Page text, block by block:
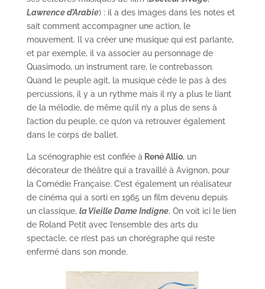
Lawrence d’Arabie) : il a des images dans les notes et
sait comment accompagner une action, le
mouvement. Il va créer une musique qui est parlante,
et par exemple, il va associer au personnage de
Quasimodo, un instrument rare, le contrebasson.
Quand le peuple agit, la musique cède le pas à des
percussions, il y a un rythme mais il n’y a plus le liant
de la mélodie, de même qu’il n’y a plus de sens à
l’action du peuple, ce qu’on va retrouver également
dans le corps de ballet.
La scénographie est confiée àRené Allio, un
décorateur de théâtre qui a travaillé à Avignon, pour
la Comédie Française. C’est également un réalisateur
de cinéma qui a sorti en 1965 un film devenu depuis
un classique, la Vieille Dame Indigne. On voit ici le lien
de Roland Petit avec l’ensemble des arts du
spectacle, ce n’est pas un chorégraphe qui reste
enfermé dans son monde.